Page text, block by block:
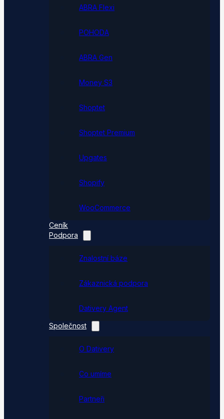
ABRA Flexi
POHODA
ABRA Gen
Money S3
Shoptet
Shoptet Premium
Upgates
Shopify
WooCommerce
Ceník
Podpora
Znalostní báze
Zákaznická podpora
Dativery Agent
Společnost
O Dativery
Co umíme
Partneři